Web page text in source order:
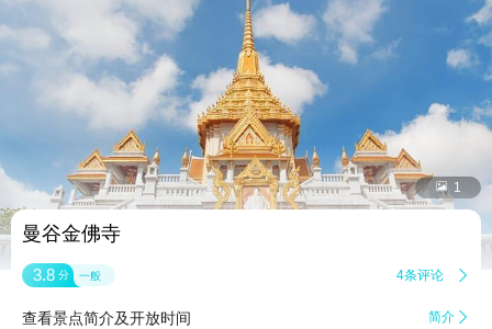
 1
曼谷金佛寺
3.8 分 一般 4条评论 
查看景点简介及开放时间 简介 
